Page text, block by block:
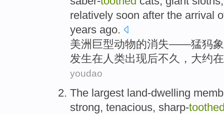
relatively soon after the arrival
years ago.
美洲 巨型动物的消失——猛犸象
发生在人类出现后不久 ， 大约在
youdao
The largest land-dwelling
strong, tenacious, sharp-